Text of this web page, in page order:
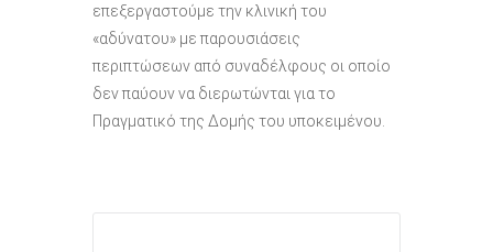
επεξεργαστούμε την κλινική του
«αδύνατου» με παρουσιάσεις
περιπτώσεων από συναδέλφους οι οποίο
δεν παύουν να διερωτώνται για το
Πραγματικό της Δομής του υποκειμένου.